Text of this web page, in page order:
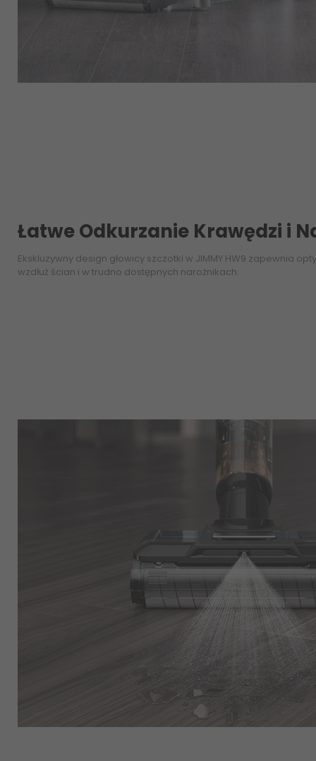
Łatwe Odkurzanie Krawędzi i
Ekskluzywny design głowicy szczotki w JIMMY HW9 zapewnia
wzdłuż ścian i w trudno dostępnych narożnikach.